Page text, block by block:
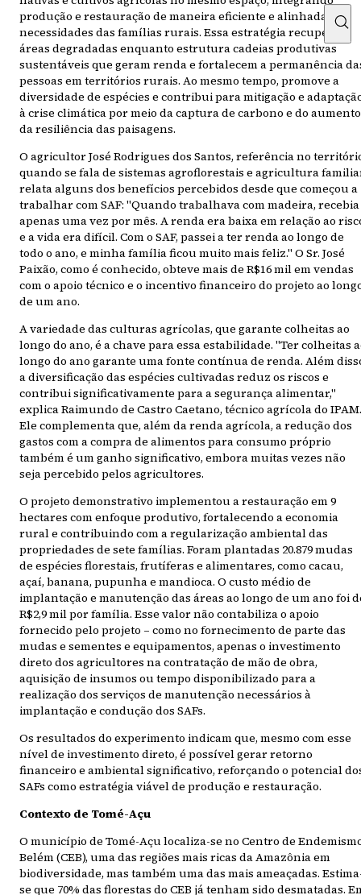
produção e restauração de maneira eficiente e alinhada às
necessidades das famílias rurais. Essa estratégia recupera
áreas degradadas enquanto estrutura cadeias produtivas
sustentáveis que geram renda e fortalecem a permanência
pessoas em territórios rurais. Ao mesmo tempo, promove a
diversidade de espécies e contribui para mitigação e
à crise climática por meio da captura de carbono e do aumento
da resiliência das paisagens.
O agricultor José Rodrigues dos Santos, referência no
quando se fala de sistemas agroflorestais e agricultura
relata alguns dos benefícios percebidos desde que começou a
trabalhar com SAF: "Quando trabalhava com madeira, recebia
apenas uma vez por mês. A renda era baixa em relação ao
e a vida era difícil. Com o SAF, passei a ter renda ao longo de
todo o ano, e minha família ficou muito mais feliz." O Sr. José
Paixão, como é conhecido, obteve mais de R$16 mil em vendas
com o apoio técnico e o incentivo financeiro do projeto ao
de um ano.
A variedade das culturas agrícolas, que garante colheitas ao
longo do ano, é a chave para essa estabilidade. "Ter colheitas
longo do ano garante uma fonte contínua de renda. Além
a diversificação das espécies cultivadas reduz os riscos e
contribui significativamente para a segurança alimentar,"
explica Raimundo de Castro Caetano, técnico agrícola do IPAM.
Ele complementa que, além da renda agrícola, a redução dos
gastos com a compra de alimentos para consumo próprio
também é um ganho significativo, embora muitas vezes não
seja percebido pelos agricultores.
O projeto demonstrativo implementou a restauração em 9
hectares com enfoque produtivo, fortalecendo a economia
rural e contribuindo com a regularização ambiental das
propriedades de sete famílias. Foram plantadas 20.879 mudas
de espécies florestais, frutíferas e alimentares, como cacau,
açaí, banana, pupunha e mandioca. O custo médio de
implantação e manutenção das áreas ao longo de um ano foi
R$2,9 mil por família. Esse valor não contabiliza o apoio
fornecido pelo projeto – como no fornecimento de parte das
mudas e sementes e equipamentos, apenas o investimento
direto dos agricultores na contratação de mão de obra,
aquisição de insumos ou tempo disponibilizado para a
realização dos serviços de manutenção necessários à
implantação e condução dos SAFs.
Os resultados do experimento indicam que, mesmo com esse
nível de investimento direto, é possível gerar retorno
financeiro e ambiental significativo, reforçando o potencial
SAFs como estratégia viável de produção e restauração.
Contexto de Tomé-Açu
O município de Tomé-Açu localiza-se no Centro de
Belém (CEB), uma das regiões mais ricas da Amazônia em
biodiversidade, mas também uma das mais ameaçadas.
se que 70% das florestas do CEB já tenham sido desmatadas.